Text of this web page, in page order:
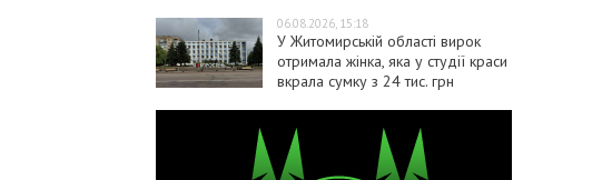
06.08.2026, 15:18
У Житомирській області вирок
отримала жінка, яка у студії краси
вкрала сумку з 24 тис. грн